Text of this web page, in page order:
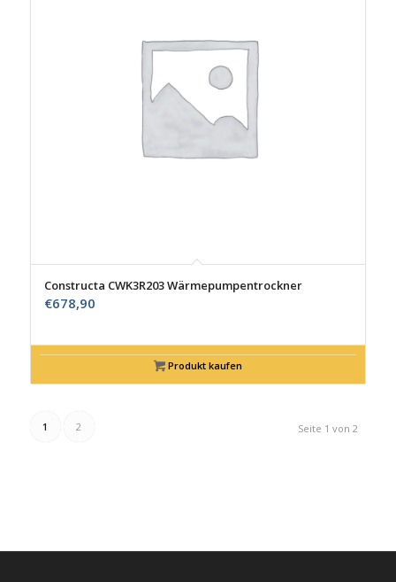
Constructa CWK3R203 Wärmepumpentrockner
€678,90
Produkt kaufen
Seite 1 von 2
1 2